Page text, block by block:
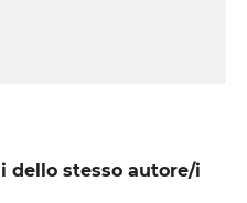
dello stesso autore/i